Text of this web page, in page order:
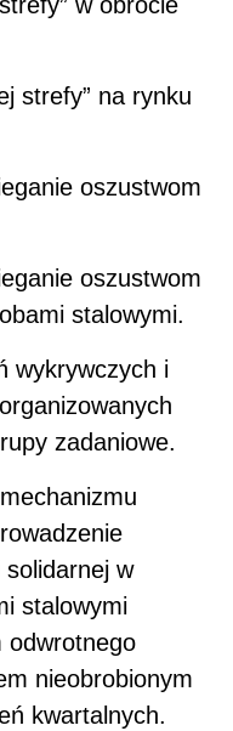
na rynku
oszustwom
oszustwom
stalowymi.
i
zadaniowe.
solidarnej w
stalowymi
odwrotnego
nieobrobionym
kwartalnych.